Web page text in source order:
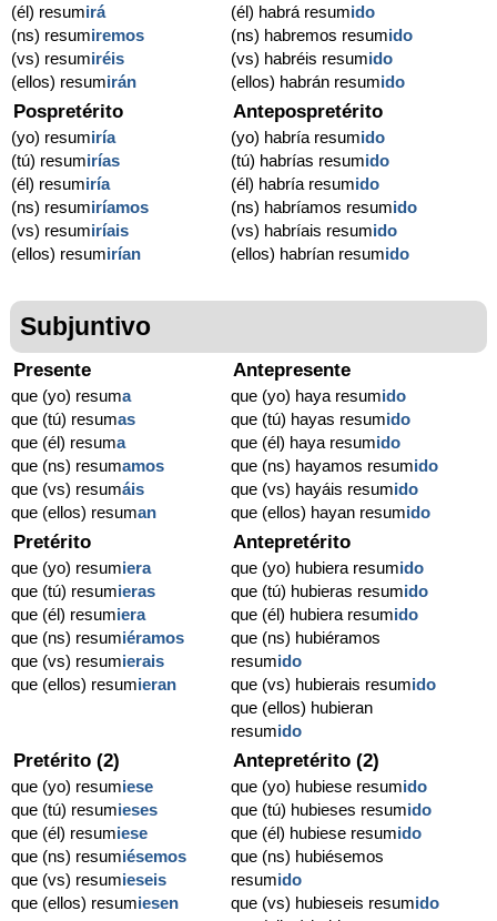
(él) resumirá
(ns) resumiremos
(vs) resumiréis
(ellos) resumirán
(él) habrá resumido
(ns) habremos resumido
(vs) habréis resumido
(ellos) habrán resumido
Pospretérito
(yo) resumiría
(tú) resumirías
(él) resumiría
(ns) resumiríamos
(vs) resumiríais
(ellos) resumirían
Antepospretérito
(yo) habría resumido
(tú) habrías resumido
(él) habría resumido
(ns) habríamos resumido
(vs) habríais resumido
(ellos) habrían resumido
Subjuntivo
Presente
que (yo) resuma
que (tú) resumas
que (él) resuma
que (ns) resumamos
que (vs) resumáis
que (ellos) resuman
Antepresente
que (yo) haya resumido
que (tú) hayas resumido
que (él) haya resumido
que (ns) hayamos resumido
que (vs) hayáis resumido
que (ellos) hayan resumido
Pretérito
que (yo) resumiera
que (tú) resumieras
que (él) resumiera
que (ns) resumiéramos
que (vs) resumierais
que (ellos) resumieran
Antepretérito
que (yo) hubiera resumido
que (tú) hubieras resumido
que (él) hubiera resumido
que (ns) hubiéramos
resumido
que (vs) hubierais resumido
que (ellos) hubieran
resumido
Pretérito (2)
que (yo) resumiese
que (tú) resumieses
que (él) resumiese
que (ns) resumiésemos
que (vs) resumieseis
que (ellos) resumiesen
Antepretérito (2)
que (yo) hubiese resumido
que (tú) hubieses resumido
que (él) hubiese resumido
que (ns) hubiésemos
resumido
que (vs) hubieseis resumido